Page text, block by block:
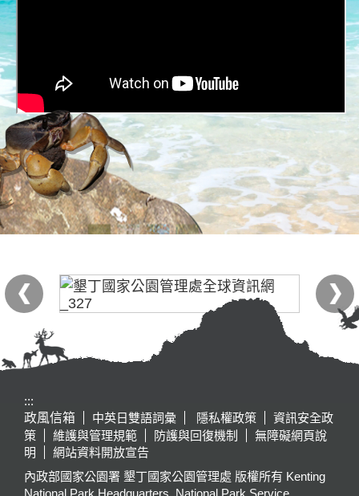
:::
政風信箱
中英日雙語詞彙 隱私權政策
資訊安全政
策
維護與管理規範 防護與回復機制
無障礙網頁說
明
網站資料開放宣告
內政部國家公園署 墾丁國家公園管理處 版權所有 Kenting
National Park Headquarters, National Park Service,